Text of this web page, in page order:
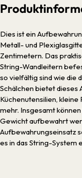
Dies ist ein
Metall- und
Zentimetern. Das
String-Wandleitern
so vielfältig sind wie die
Schälchen bietet
Küchenutensilien, kleine
mehr. Insgesamt
Gewicht aufbewahrt
Aufbewahrungseinsatz
es in das String-System